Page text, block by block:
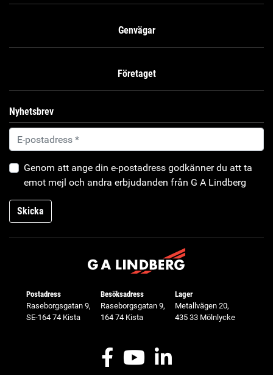
Genvägar
Företaget
Nyhetsbrev
Genom att ange din e-postadress godkänner du att ta
emot mejl och andra erbjudanden från G A Lindberg
Skicka
Postadress
Raseborgsgatan 9,
SE-164 74 Kista
Besöksadress
Raseborgsgatan 9,
164 74 Kista
Lager
Metallvägen 20,
435 33 Mölnlycke
FacebookYoutubeLinkedIn